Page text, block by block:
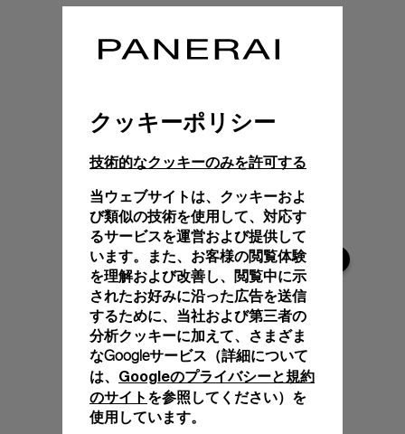
クッキーポリシー
技術的なクッキーのみを許可する
当ウェブサイトは、クッキーおよ
び類似の技術を使用して、対応す
るサービスを運営および提供して
います。また、お客様の閲覧体験
を理解および改善し、閲覧中に示
されたお好みに沿った広告を送信
するために、当社および第三者の
分析クッキーに加えて、さまざま
なGoogleサービス（詳細について
は、 Googleのプライバシーと規約
のサイト を参照してください）を
使用しています。